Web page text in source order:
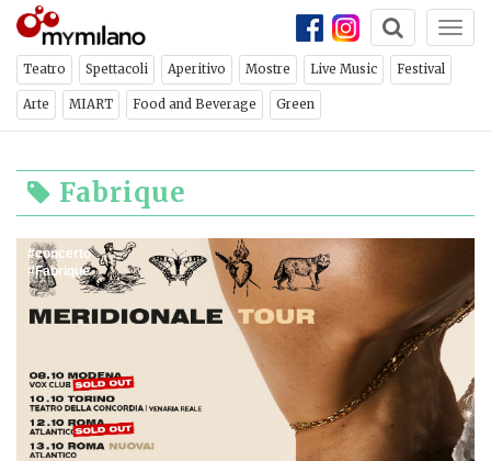
Teatro Spettacoli Aperitivo Mostre Live Music Festival
Arte MIART Food and Beverage Green
Fabrique
concerto
Fabrique